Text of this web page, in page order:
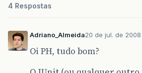
4 Respostas
Adriano_Almeida20 de jul. de 2008
Oi PH, tudo bom?